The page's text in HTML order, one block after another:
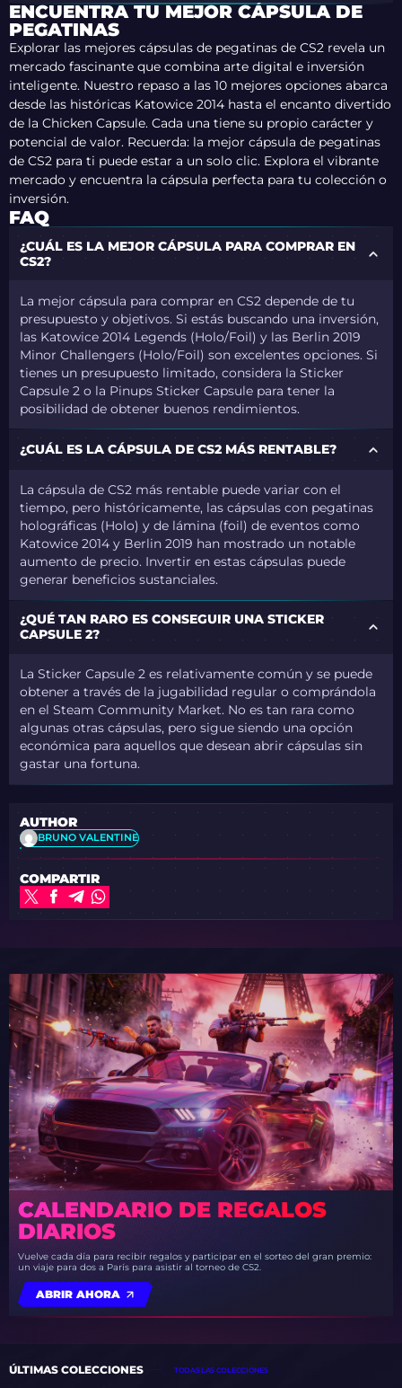
ENCUENTRA TU MEJOR CÁPSULA DE
PEGATINAS
Explorar las mejores cápsulas de pegatinas de CS2 revela un
mercado fascinante que combina arte digital e inversión
inteligente. Nuestro repaso a las 10 mejores opciones abarca
desde las históricas Katowice 2014 hasta el encanto divertido
de la Chicken Capsule. Cada una tiene su propio carácter y
potencial de valor. Recuerda: la mejor cápsula de pegatinas
de CS2 para ti puede estar a un solo clic. Explora el vibrante
mercado y encuentra la cápsula perfecta para tu colección o
inversión.
FAQ
¿CUÁL ES LA MEJOR CÁPSULA PARA COMPRAR EN
CS2?
La mejor cápsula para comprar en CS2 depende de tu
presupuesto y objetivos. Si estás buscando una inversión,
las Katowice 2014 Legends (Holo/Foil) y las Berlin 2019
Minor Challengers (Holo/Foil) son excelentes opciones. Si
tienes un presupuesto limitado, considera la Sticker
Capsule 2 o la Pinups Sticker Capsule para tener la
posibilidad de obtener buenos rendimientos.
¿CUÁL ES LA CÁPSULA DE CS2 MÁS RENTABLE?
La cápsula de CS2 más rentable puede variar con el
tiempo, pero históricamente, las cápsulas con pegatinas
holográficas (Holo) y de lámina (foil) de eventos como
Katowice 2014 y Berlin 2019 han mostrado un notable
aumento de precio. Invertir en estas cápsulas puede
generar beneficios sustanciales.
¿QUÉ TAN RARO ES CONSEGUIR UNA STICKER
CAPSULE 2?
La Sticker Capsule 2 es relativamente común y se puede
obtener a través de la jugabilidad regular o comprándola
en el Steam Community Market. No es tan rara como
algunas otras cápsulas, pero sigue siendo una opción
económica para aquellos que desean abrir cápsulas sin
gastar una fortuna.
AUTHOR
BRUNO VALENTINE
COMPARTIR
CALENDARIO DE REGALOS
DIARIOS
Vuelve cada día para recibir regalos y participar en el sorteo del gran premio:
un viaje para dos a París para asistir al torneo de CS2.
ABRIR AHORA
ÚLTIMAS COLECCIONES TODAS LAS COLECCIONES